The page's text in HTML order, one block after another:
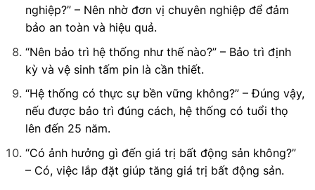
nghiệp?” – Nên nhờ đơn vị chuyên nghiệp để đảm
bảo an toàn và hiệu quả.
“Nên bảo trì hệ thống như thế nào?” – Bảo trì định
kỳ và vệ sinh tấm pin là cần thiết.
“Hệ thống có thực sự bền vững không?” – Đúng vậy,
nếu được bảo trì đúng cách, hệ thống có tuổi thọ
lên đến 25 năm.
“Có ảnh hưởng gì đến giá trị bất động sản không?”
– Có, việc lắp đặt giúp tăng giá trị bất động sản.